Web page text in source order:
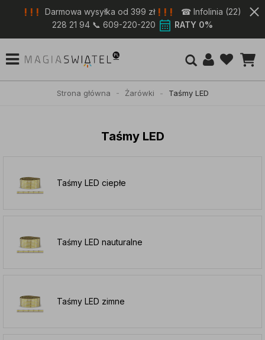
! ! ! Darmowa wysyłka od 399 zł ! ! !
☎ Infolinia (22)
228 21 94 📞 609-220-220
RATY 0%
Strona główna Żarówki Taśmy LED
Taśmy LED
Taśmy LED ciepłe
Taśmy LED nauturalne
Taśmy LED zimne